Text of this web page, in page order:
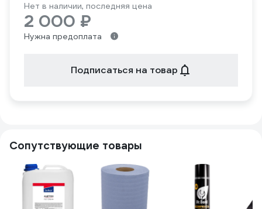
Нет в наличии, последняя цена
2 000 ₽
Нужна предоплата
Подписаться на товар
Сопутствующие товары